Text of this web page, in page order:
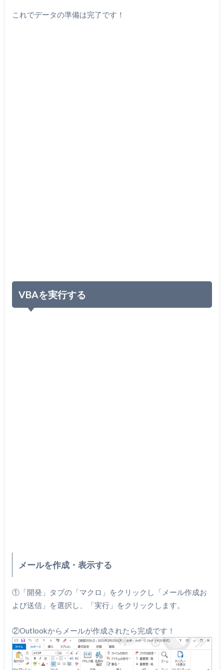
これでデータの準備は完了です！
VBAを実行する
メールを作成・表示する
①「開発」タブの「マクロ」をクリックし「メール作成お
よび送信」を選択し、「実行」をクリックします。
②Outlookからメールが作成されたら完成です！